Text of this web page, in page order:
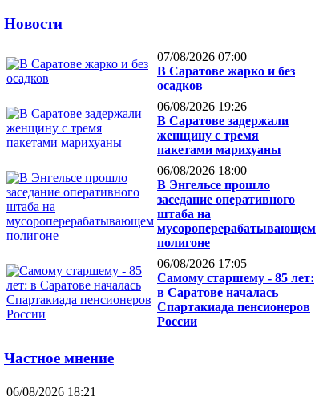
Новости
07/08/2026 07:00
В Саратове жарко и без
осадков
06/08/2026 19:26
В Саратове задержали
женщину с тремя
пакетами марихуаны
06/08/2026 18:00
В Энгельсе прошло
заседание оперативного
штаба на
мусороперерабатывающем
полигоне
06/08/2026 17:05
Самому старшему - 85 лет:
в Саратове началась
Спартакиада пенсионеров
России
Частное мнение
06/08/2026 18:21